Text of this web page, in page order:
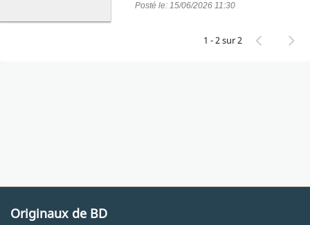
Posté le: 15/06/2026 11:30
1 - 2 sur 2
Originaux de BD